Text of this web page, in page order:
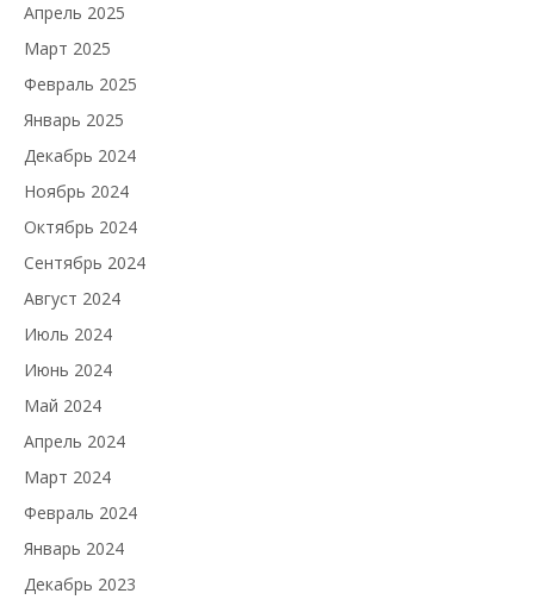
Апрель 2025
Март 2025
Февраль 2025
Январь 2025
Декабрь 2024
Ноябрь 2024
Октябрь 2024
Сентябрь 2024
Август 2024
Июль 2024
Июнь 2024
Май 2024
Апрель 2024
Март 2024
Февраль 2024
Январь 2024
Декабрь 2023